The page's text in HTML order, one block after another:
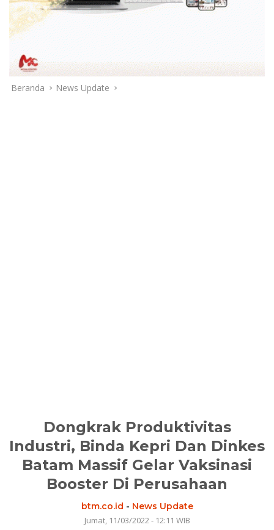
Beranda News Update
Dongkrak Produktivitas
Industri, Binda Kepri Dan Dinkes
Batam Massif Gelar Vaksinasi
Booster Di Perusahaan
btm.co.id - News Update
Jumat, 11/03/2022 - 12:11 WIB